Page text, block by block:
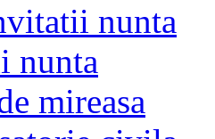
nunta
nunta
mireasa